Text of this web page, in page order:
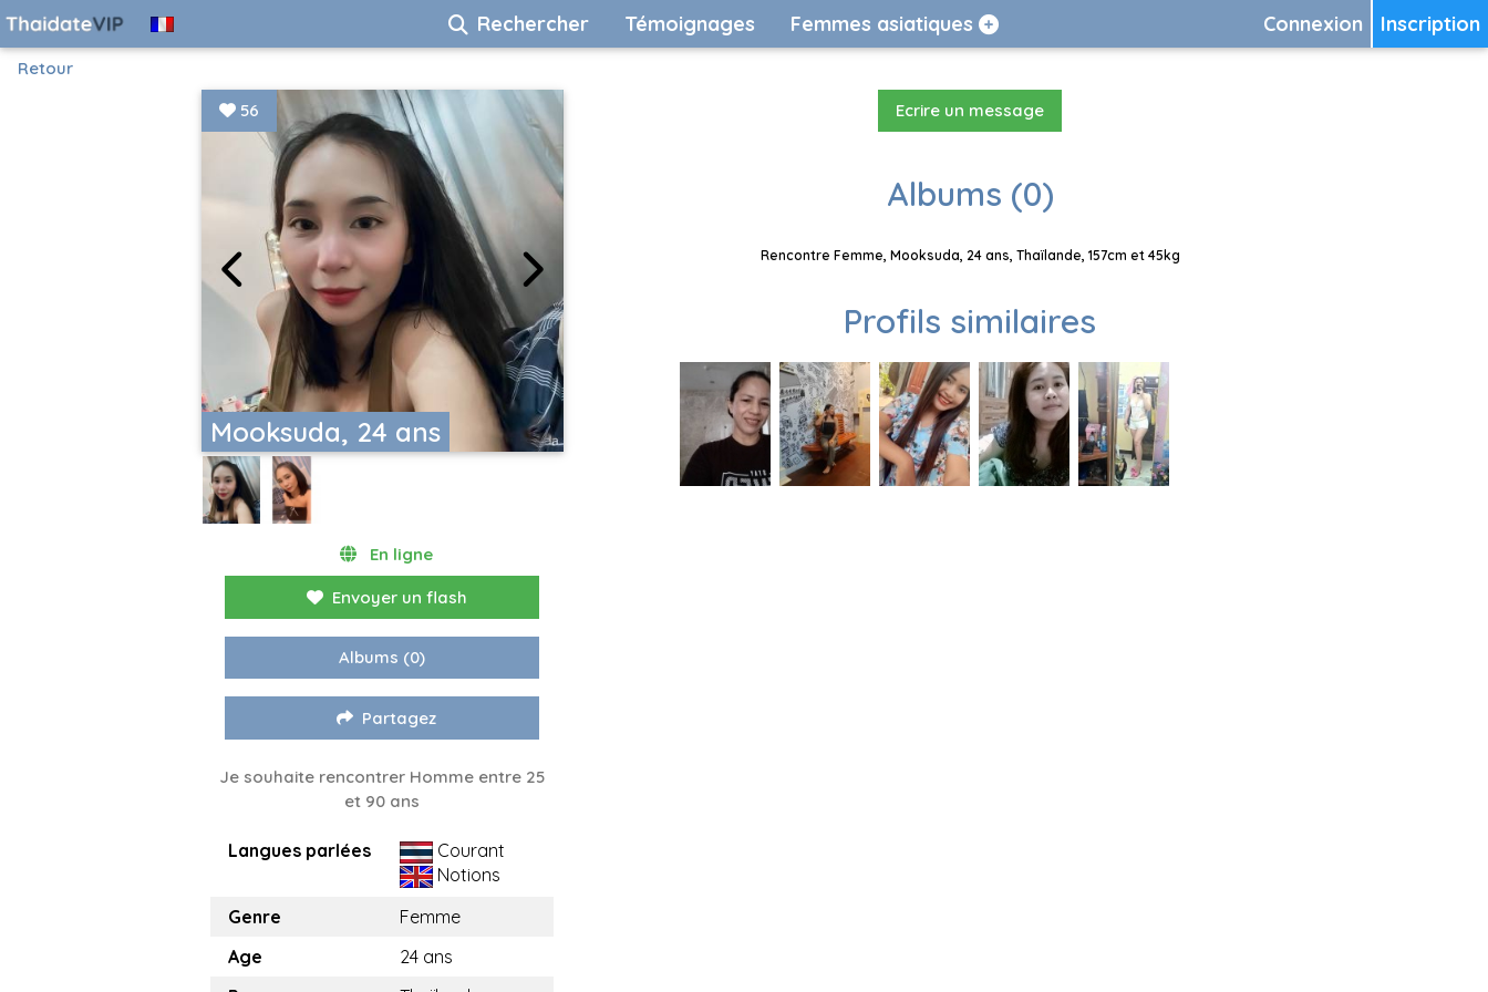
Inscription
Connexion
Rechercher Témoignages Femmes asiatiques
Retour
Mooksuda, 24 ans
56
En ligne
Envoyer un flash
Albums (0)
Partagez
Je souhaite rencontrer Homme entre 25
et 90 ans
Langues parlées
Courant
Notions
Genre
Femme
Age
24 ans
Ecrire un message
Albums (0)
Rencontre Femme, Mooksuda, 24 ans, Thaïlande, 157cm et 45kg
Profils similaires